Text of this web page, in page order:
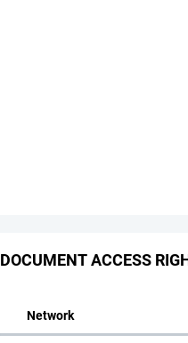
DOCUMENT ACCESS
Network